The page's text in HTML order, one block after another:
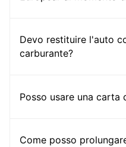
Devo restituire l'auto
carburante?
Posso usare una carta
Come posso